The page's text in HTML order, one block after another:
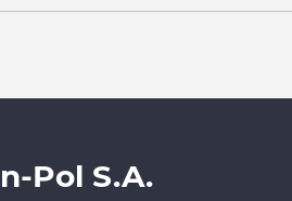
Pol S.A.